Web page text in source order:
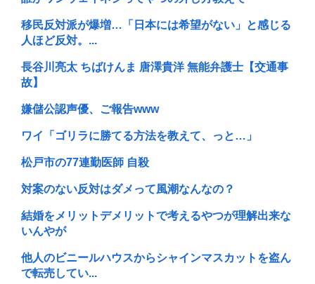
移民反対派が爆増…「日本には希望がない」と感じる
人ほど反対。...
長谷川亮太 ちばけんま 唐澤貴洋 無能弁護士【交通事
故】
嫌儲公認声優、ご報告www
ワイ「ゴリラに勝てる方法を教えて、っと…」
松戸市の77連勤医師 自殺
対案のない反対はダメって風潮なんなの？
結婚をメリットデメリットで考えるやつが理解出来な
いんやが
他人のビニールハウスからシャインマスカットを盗ん
で転売してい...